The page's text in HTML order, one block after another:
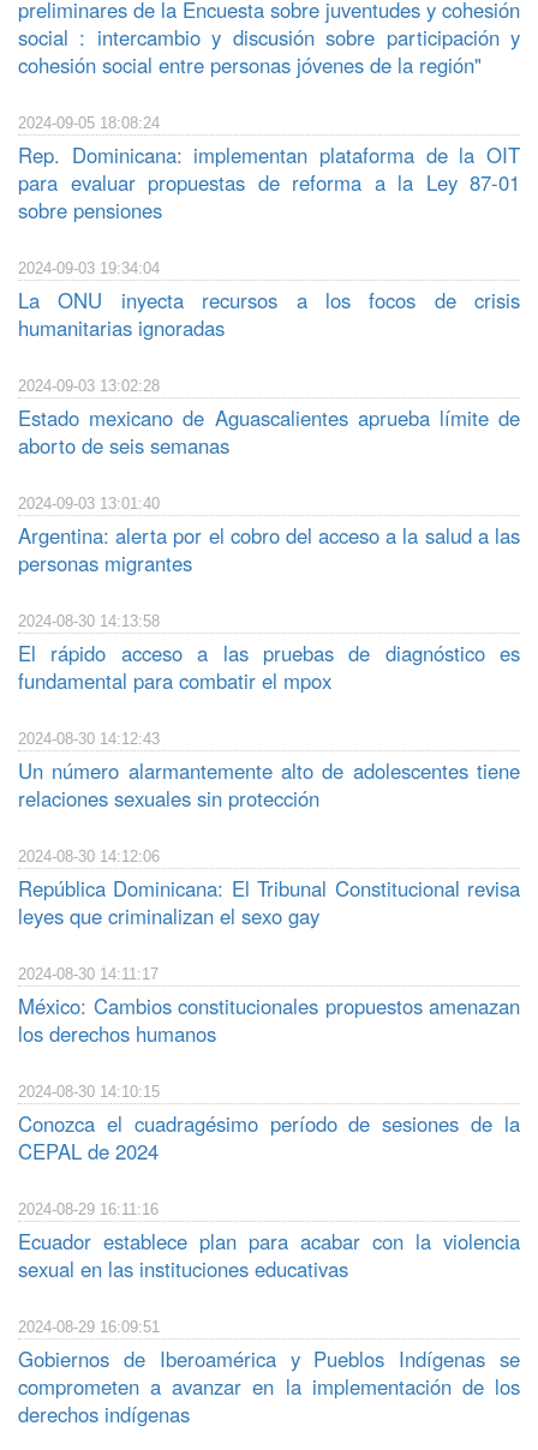
preliminares de la Encuesta sobre juventudes y cohesión
social : intercambio y discusión sobre participación y
cohesión social entre personas jóvenes de la región"
2024-09-05 18:08:24
Rep. Dominicana: implementan plataforma de la OIT
para evaluar propuestas de reforma a la Ley 87-01
sobre pensiones
2024-09-03 19:34:04
La ONU inyecta recursos a los focos de crisis
humanitarias ignoradas
2024-09-03 13:02:28
Estado mexicano de Aguascalientes aprueba límite de
aborto de seis semanas
2024-09-03 13:01:40
Argentina: alerta por el cobro del acceso a la salud a las
personas migrantes
2024-08-30 14:13:58
El rápido acceso a las pruebas de diagnóstico es
fundamental para combatir el mpox
2024-08-30 14:12:43
Un número alarmantemente alto de adolescentes tiene
relaciones sexuales sin protección
2024-08-30 14:12:06
República Dominicana: El Tribunal Constitucional revisa
leyes que criminalizan el sexo gay
2024-08-30 14:11:17
México: Cambios constitucionales propuestos amenazan
los derechos humanos
2024-08-30 14:10:15
Conozca el cuadragésimo período de sesiones de la
CEPAL de 2024
2024-08-29 16:11:16
Ecuador establece plan para acabar con la violencia
sexual en las instituciones educativas
2024-08-29 16:09:51
Gobiernos de Iberoamérica y Pueblos Indígenas se
comprometen a avanzar en la implementación de los
derechos indígenas